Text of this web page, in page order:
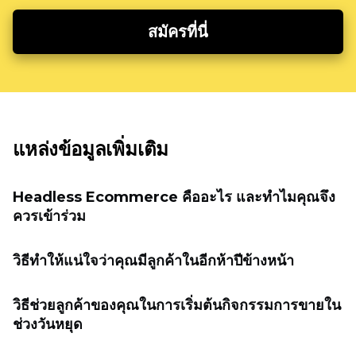
สมัครที่นี่
แหล่งข้อมูลเพิ่มเติม
Headless Ecommerce คืออะไร และทำไมคุณจึง
ควรเข้าร่วม
วิธีทำให้แน่ใจว่าคุณมีลูกค้าในอีกห้าปีข้างหน้า
วิธีช่วยลูกค้าของคุณในการเริ่มต้นกิจกรรมการขายใน
ช่วงวันหยุด